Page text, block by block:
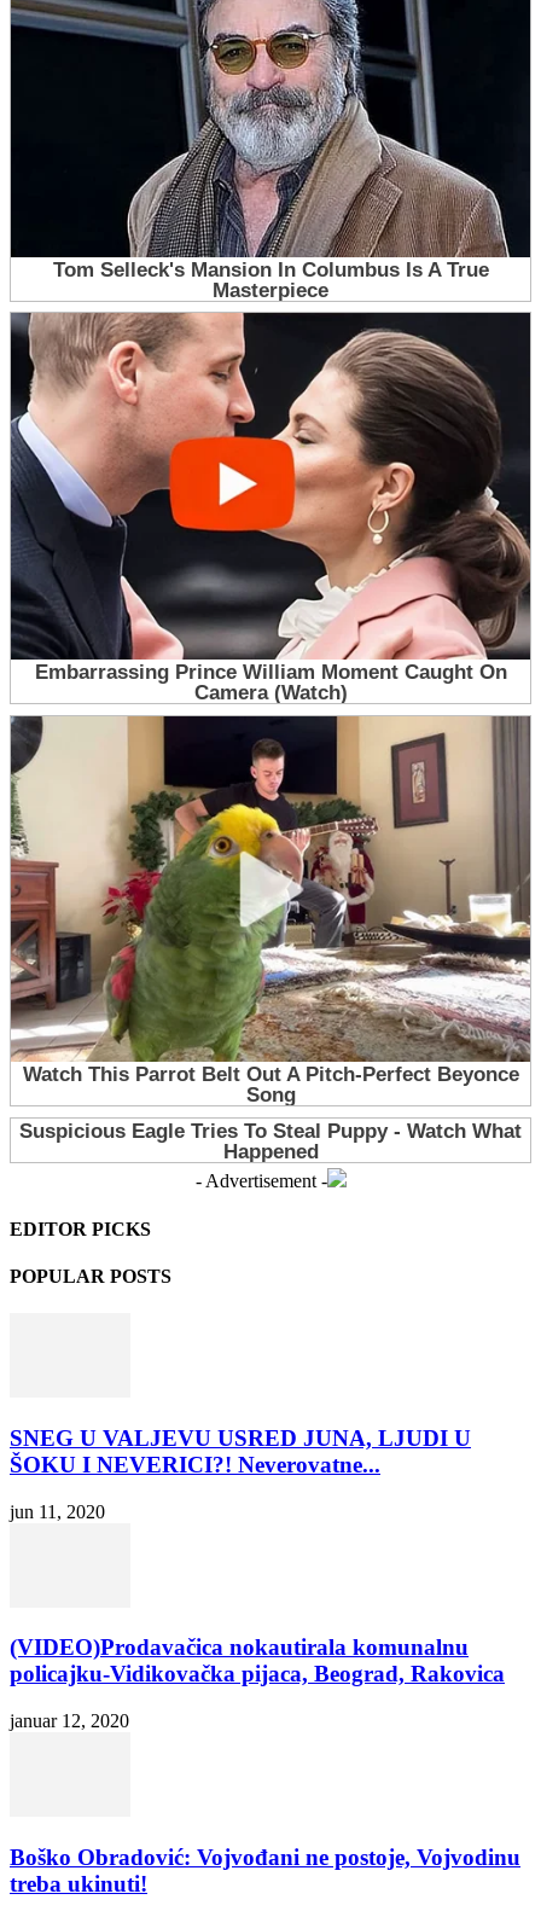
- Advertisement -
EDITOR PICKS
POPULAR POSTS
SNEG U VALJEVU USRED JUNA, LJUDI U
ŠOKU I NEVERICI?! Neverovatne...
jun 11, 2020
(VIDEO)Prodavačica nokautirala komunalnu
policajku-Vidikovačka pijaca, Beograd, Rakovica
januar 12, 2020
Boško Obradović: Vojvođani ne postoje, Vojvodinu
treba ukinuti!